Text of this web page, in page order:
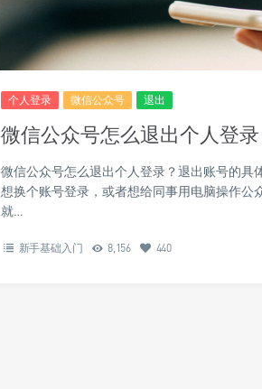
个人登录 微信公众号 退出
微信公众号怎么退出个人登
微信公众号怎么退出个人登录？退出账号的
想换个账号登录，或者想给同事用电脑操作公
就…
新手基础入门 8,156 440